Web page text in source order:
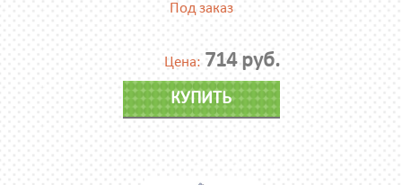
Под заказ
Цена: 714 руб.
КУПИТЬ